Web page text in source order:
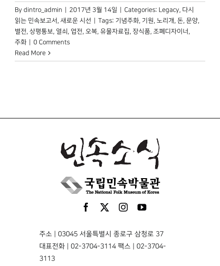
By dintro_admin 2017년 3월 14일 Categories: Legacy, 다시
읽는 민속보고서 , 새로운 시선 Tags: 기념주화, 기원, 노리개 , 돈, 문양,
별전, 상평통보, 열쇠 , 엽전, 오복, 유물자료집, 장식품, 조폐디자이너 ,
주화
0 Comments
Read More
주소 | 03045 서울특별시 종로구 삼청로 37
대표전화 | 02-3704-3114 팩스 | 02-3704-
3113